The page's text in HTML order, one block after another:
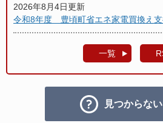
2026年8月4日更新
令和8年度 豊頃町省エネ家電買換え
一覧
見つからな